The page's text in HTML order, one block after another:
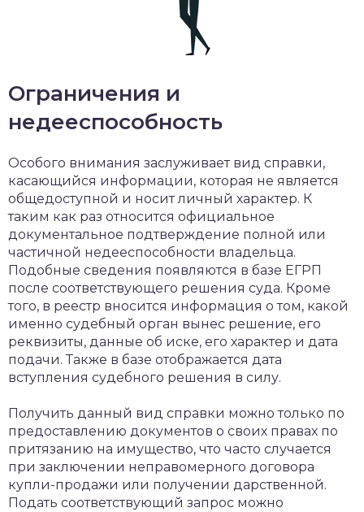
Ограничения и
недееспособность
Особого внимания заслуживает вид справки,
касающийся информации, которая не является
общедоступной и носит личный характер. К
таким как раз относится официальное
документальное подтверждение полной или
частичной недееспособности владельца.
Подобные сведения появляются в базе ЕГРП
после соответствующего решения суда. Кроме
того, в реестр вносится информация о том, какой
именно судебный орган вынес решение, его
реквизиты, данные об иске, его характер и дата
подачи. Также в базе отображается дата
вступления судебного решения в силу.
Получить данный вид справки можно только по
предоставлению документов о своих правах по
притязанию на имущество, что часто случается
при заключении неправомерного договора
купли-продажи или получении дарственной.
Подать соответствующий запрос можно